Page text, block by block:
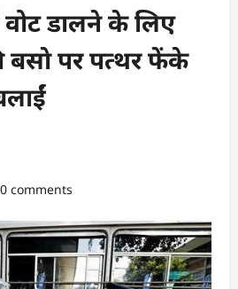
वोट डालने के लिए
बसाे पर पत्थर फेंके
0 comments